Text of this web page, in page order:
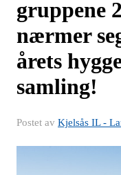
gruppene
nærmer
årets
samling!
Postet av Kjelsås IL -